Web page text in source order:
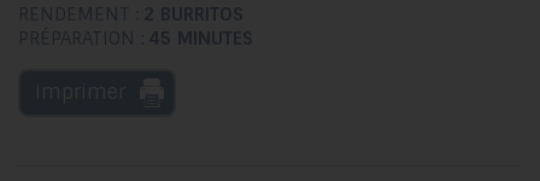
RENDEMENT : 2 BURRITOS
PRÉPARATION : 45 MINUTES